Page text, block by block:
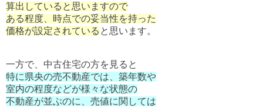
算出していると思いますので
ある程度、時点での妥当性を持った
価格が設定されている と思います。
一方で、中古住宅の方を見ると
特に県央の売不動産では、築年数や
室内の程度などが様々な状態の
不動産が並ぶのに、売値に関しては